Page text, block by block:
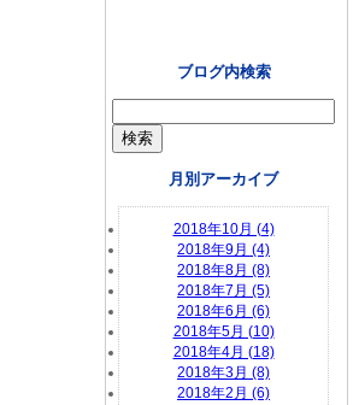
ブログ内検索
月別アーカイブ
2018年10月 (4)
2018年9月 (4)
2018年8月 (8)
2018年7月 (5)
2018年6月 (6)
2018年5月 (10)
2018年4月 (18)
2018年3月 (8)
2018年2月 (6)